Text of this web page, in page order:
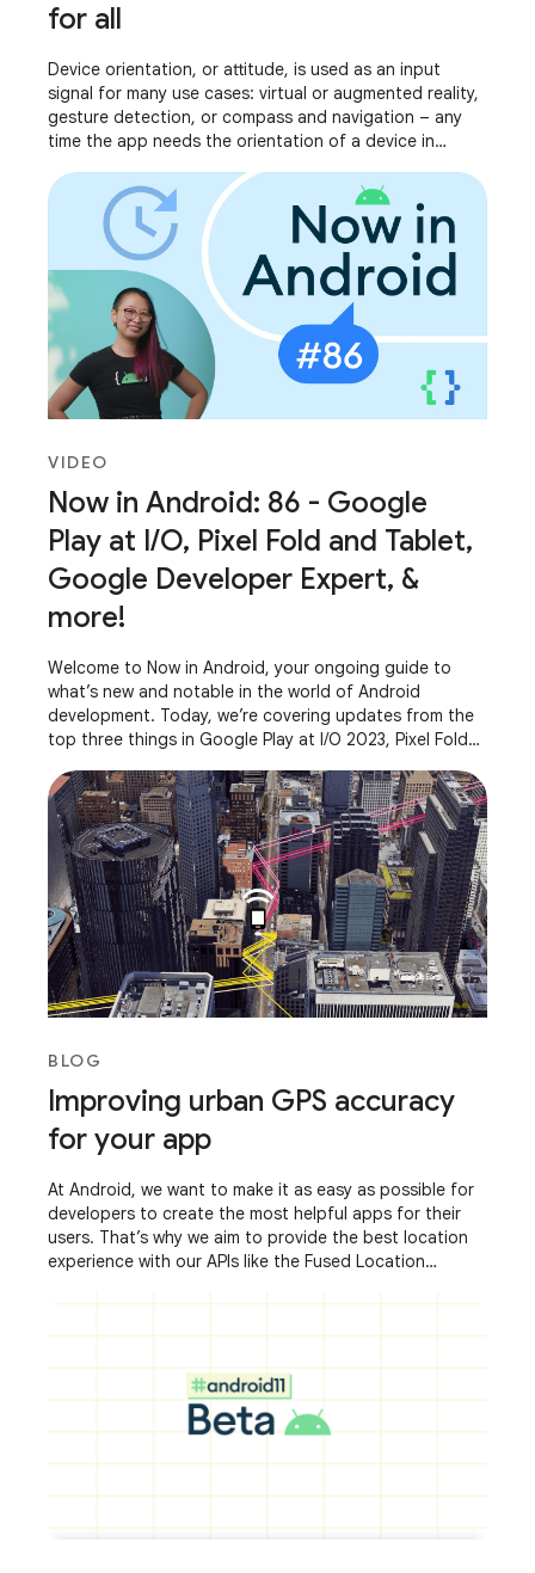
for all
Device orientation, or attitude, is used as an input
signal for many use cases: virtual or augmented reality,
gesture detection, or compass and navigation – any
time the app needs the orientation of a device in
VIDEO
Now in Android: 86 - Google
Play at I/O, Pixel Fold and Tablet,
Google Developer Expert, &
more!
Welcome to Now in Android, your ongoing guide to
what’s new and notable in the world of Android
development. Today, we’re covering updates from the
top three things in Google Play at I/O 2023, Pixel Fold
BLOG
Improving urban GPS accuracy
for your app
At Android, we want to make it as easy as possible for
developers to create the most helpful apps for their
users. That’s why we aim to provide the best location
experience with our APIs like the Fused Location